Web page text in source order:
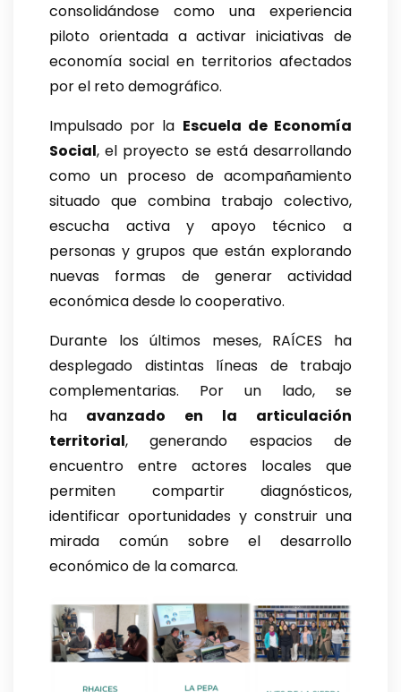
consolidándose como una experiencia
piloto orientada a activar iniciativas de
economía social en territorios afectados
por el reto demográfico.
Impulsado por la Escuela de Economía
Social, el proyecto se está desarrollando
como un proceso de acompañamiento
situado que combina trabajo colectivo,
escucha activa y apoyo técnico a
personas y grupos que están explorando
nuevas formas de generar actividad
económica desde lo cooperativo.
Durante los últimos meses, RAÍCES ha
desplegado distintas líneas de trabajo
complementarias. Por un lado, se
ha avanzado en la articulación
territorial, generando espacios de
encuentro entre actores locales que
permiten compartir diagnósticos,
identificar oportunidades y construir una
mirada común sobre el desarrollo
económico de la comarca.